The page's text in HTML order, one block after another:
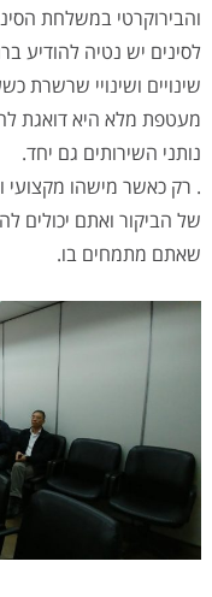
והבירוקרטי במשלחת
לסינים יש נטיה להודיע
שינויים ושינויי שרשרת
מעטפת מלא היא דואגת
נותני השירותים גם יחד.
. רק כאשר מישהו מקצועי
של הביקור ואתם יכולים
שאתם מתמחים בו.